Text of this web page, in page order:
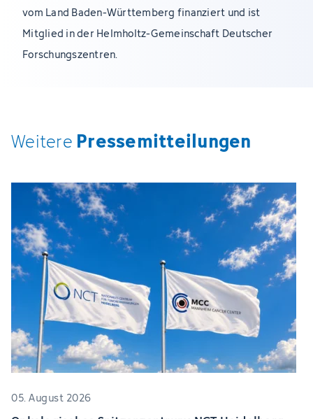
vom Land Baden-Württemberg finanziert und ist
Mitglied in der Helmholtz-Gemeinschaft Deutscher
Forschungszentren.
Weitere Pressemitteilungen
05. August 2026